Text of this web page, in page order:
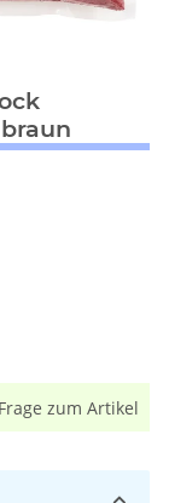
Frage zum Artikel